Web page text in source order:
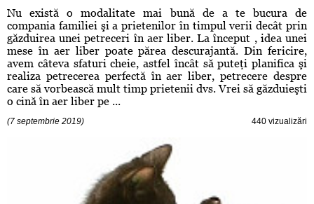
Nu există o modalitate mai bună de a te bucura de
compania familiei şi a prietenilor în timpul verii decât prin
găzduirea unei petreceri în aer liber. La început , idea unei
mese în aer liber poate părea descurajantă. Din fericire,
avem câteva sfaturi cheie, astfel încât să puteţi planifica şi
realiza petrecerea perfectă în aer liber, petrecere despre
care să vorbească mult timp prietenii dvs. Vrei să găzduieşti
o cină în aer liber pe ...
(7 septembrie 2019) 440 vizualizări